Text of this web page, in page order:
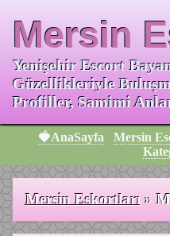
Mersin
Yenişehir Escort
Güzellikleriyle
Profiller, Samimi
🍓AnaSayfa Mersin
Mersin Eskortları »